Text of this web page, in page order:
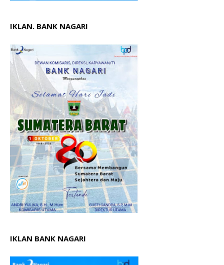
IKLAN. BANK NAGARI
IKLAN BANK NAGARI